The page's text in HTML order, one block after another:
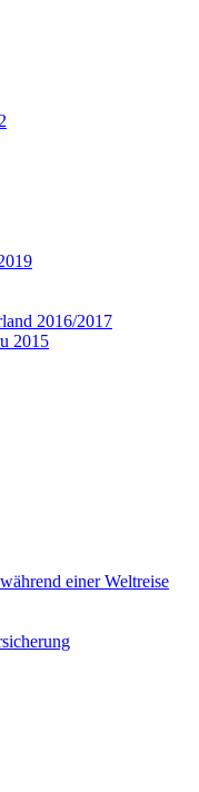
2016/2017
2015
einer Weltreise